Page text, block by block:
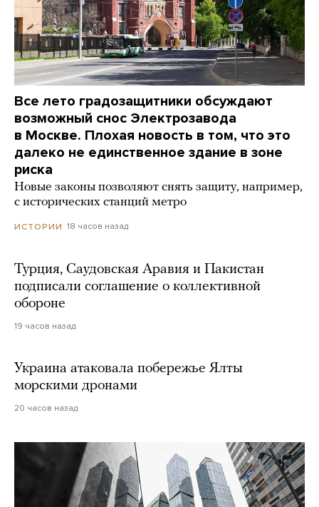
Все лето градозащитники обсуждают
возможный снос Электрозавода
в Москве. Плохая новость в том, что это
далеко не единственное здание в зоне
риска
Новые законы позволяют снять защиту, например,
с исторических станций метро
ИСТОРИИ 18 часов назад
Турция, Саудовская Аравия и Пакистан
подписали соглашение о коллективной
обороне
19 часов назад
Украина атаковала побережье Ялты
морскими дронами
20 часов назад